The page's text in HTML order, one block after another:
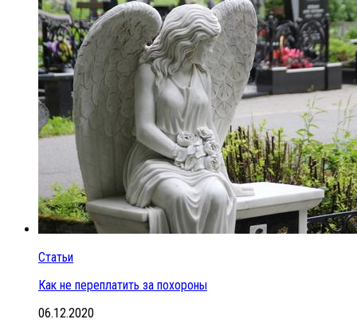
Статьи
Как не переплатить за похороны
06.12.2020